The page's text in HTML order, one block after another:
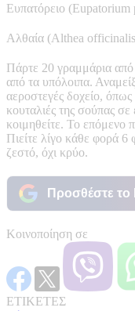
Ευπατόρειο (Eupatorium
Αλθαία (Althea
Πάρτε 20 γραμμάρια
από τα υπόλοιπα.
αεροστεγές δοχείο,
κουταλιές της σούπας σε
κοιμηθείτε. Το επόμενο
Πιείτε λίγο κάθε φορά 6
ζεστό, όχι κρύο.
Προσθέστε
Κοινοποίηση σε
ΕΤΙΚΕΤΕΣ